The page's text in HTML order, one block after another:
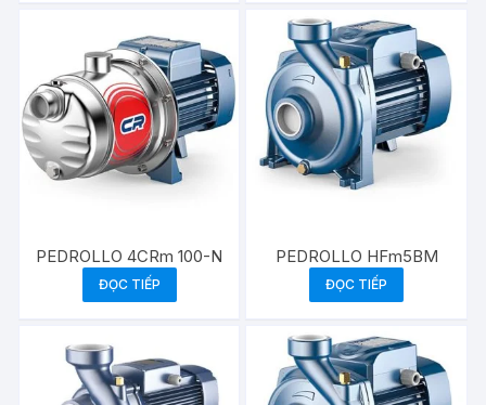
PEDROLLO 4CRm 100-N
ĐỌC TIẾP
PEDROLLO HFm5BM
ĐỌC TIẾP